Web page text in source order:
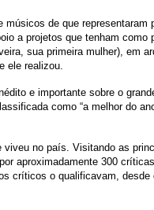
de que representaram
a projetos que tenham como
sua primeira mulher), em
ele realizou.
e importante sobre o
como “a melhor do
no país. Visitando as
aproximadamente 300
críticos o qualificavam,